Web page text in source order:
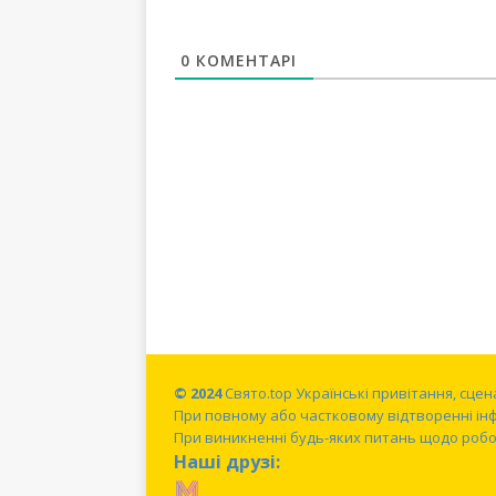
0 КОМЕНТАРІ
© 2024Свято.top Українські привітання,
При повному або частковому відтворенні
При виникненні будь-яких питань щодо
Наші друзі: